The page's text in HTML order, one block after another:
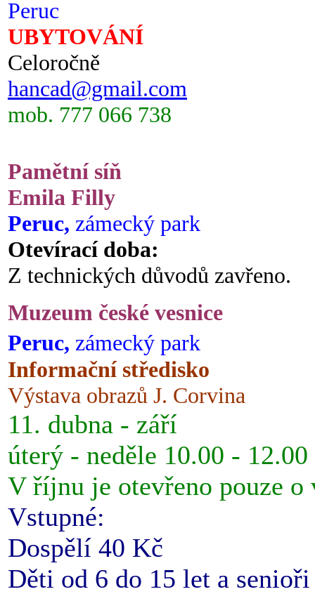
Peruc
UBYTOVÁNÍ
Celoročně
hancad@gmail.com
mob. 777 066 738
Pamětní síň
Emila Filly
Peruc, zámecký park
Otevírací doba:
Z technických důvodů zavřeno.
Muzeum české vesnice
Peruc, zámecký park
Informační středisko
Výstava obrazů J. Corvina
11. dubna - září
úterý - neděle 10.00 -
V říjnu je otevřeno pouze o
Vstupné:
Dospělí 40 Kč
Děti od 6 do 15 let a